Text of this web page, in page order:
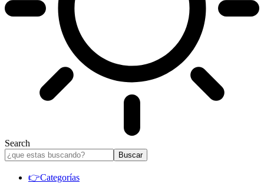
Search
👉Categorías